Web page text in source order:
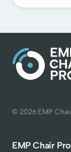
© 2026 EMP
EMP Chair Pro